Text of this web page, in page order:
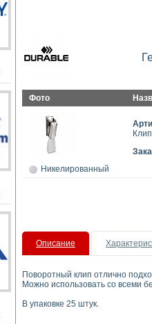
Фото
Никелированный
Описание
Поворотный клип отлично
Можно использовать со всеми
В упаковке 25 штук.